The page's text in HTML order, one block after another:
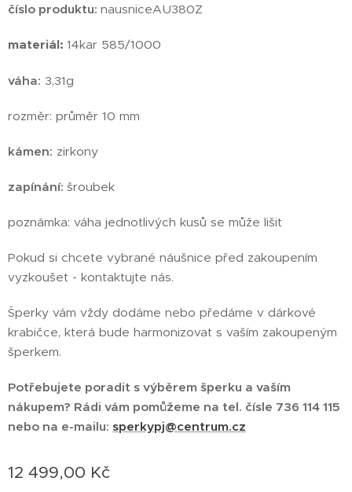
číslo produktu: nausniceAU380Z
materiál: 14kar 585/1000
váha: 3,31g
rozměr: průměr 10 mm
kámen: zirkony
zapínání: šroubek
poznámka: váha jednotlivých kusů se může lišit
Pokud si chcete vybrané náušnice před zakoupením
vyzkoušet - kontaktujte nás.
Šperky vám vždy dodáme nebo předáme v dárkové
krabičce, která bude harmonizovat s vaším zakoupeným
šperkem.
Potřebujete poradit s výběrem šperku a vaším
nákupem? Rádi vám pomůžeme na tel. čísle 736 114 115
nebo na e-mailu: sperkypj@centrum.cz
12 499,00 Kč